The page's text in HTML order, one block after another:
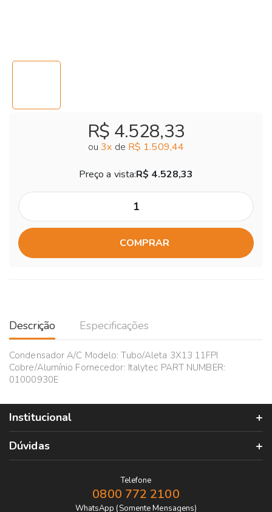
R$ 4.528,33
ou3x de R$ 1.509,44
Preço a vista:R$ 4.528,33
COMPRAR
Descrição Especificações
Condensador A/C Modelo: Tubo/Aleta 3X13 11FPI
Cobre/Alumínio Fornecedor: Italytec PART NUMBER:
01000930E
Institucional
Dúvidas
Telefone
0800 772 2100
WhatsApp (Somente Mensagens)